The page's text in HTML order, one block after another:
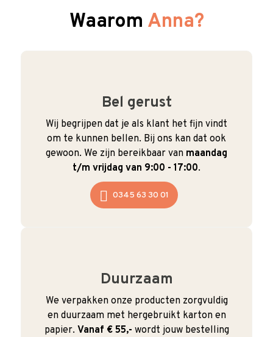
Waarom Anna?
Bel gerust
Wij begrijpen dat je als klant het fijn vindt
om te kunnen bellen. Bij ons kan dat ook
gewoon. We zijn bereikbaar van maandag
t/m vrijdag van 9:00 - 17:00.
0345 63 30 01
Duurzaam
We verpakken onze producten zorgvuldig
en duurzaam met hergebruikt karton en
papier. Vanaf € 55,- wordt jouw bestelling